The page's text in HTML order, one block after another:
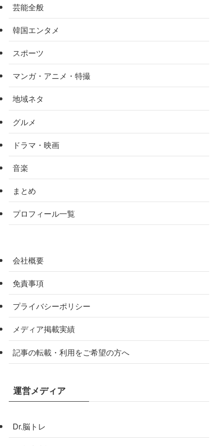
芸能全般
韓国エンタメ
スポーツ
マンガ・アニメ・特撮
地域ネタ
グルメ
ドラマ・映画
音楽
まとめ
プロフィール一覧
会社概要
免責事項
プライバシーポリシー
メディア掲載実績
記事の転載・利用をご希望の方へ
運営メディア
Dr.脳トレ